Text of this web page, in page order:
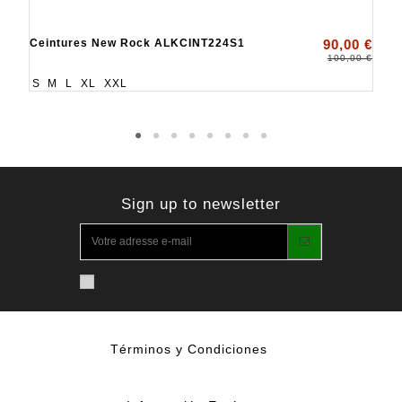
Ceintures New Rock ALKCINT224S1 90,00 €
100,00 €
S M L XL XXL
Sign up to newsletter
Términos y Condiciones